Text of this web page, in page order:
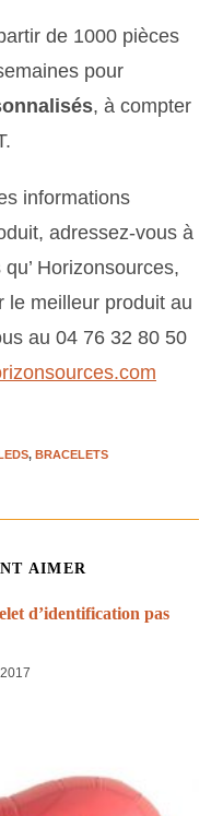
de 1000 pièces
pour
, à compter
informations
adressez-vous à
Horizonsources,
le meilleur produit au
au 04 76 32 80 50
, BRACELETS
AIMER
d’identification pas